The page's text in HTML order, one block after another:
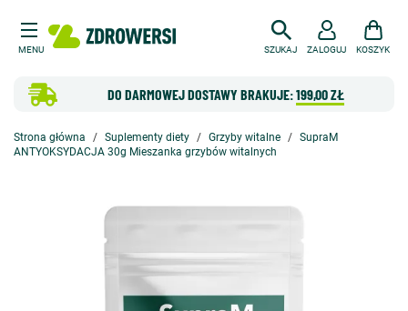
MENU SZUKAJ
DO DARMOWEJ DOSTAWY BRAKUJE:199,00 ZŁ
ZALOGUJ KOSZYK
Strona główna Suplementy diety Grzyby witalne
SupraM
ANTYOKSYDACJA 30g Mieszanka grzybów witalnych